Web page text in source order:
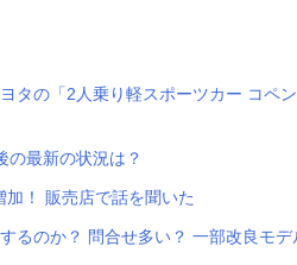
タの「2人乗り軽スポーツカー コペ
の最新の状況は？
加！ 販売店で話を聞いた
るのか？ 問合せ多い？ 一部改良モ